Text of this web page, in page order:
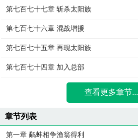
第七百七十七章 斩杀太阳族
第七百七十六章 混战增援
第七百七十五章 再现太阳族
第七百七十四章 加入总部
查看更多章节...
章节列表
第一章 鹬蚌相争渔翁得利